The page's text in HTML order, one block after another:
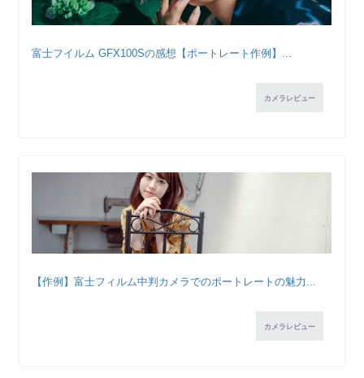
富士フイルム GFX100Sの感想【ポートレート作例】...
カメラレビュー
【作例】富士フィルム中判カメラでのポートレートの魅力...
カメラレビュー